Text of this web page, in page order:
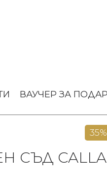
ВАУЧЕР ЗА
СЪД CALLA